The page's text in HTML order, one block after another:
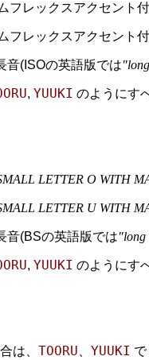
フレックスアクセント
フレックスアクセント
音(ISOの英語版では
, YUUKI のようにす
LETTER O WITH
LETTER U WITH
音(BSの英語版では"long
, YUUKI のようにす
は、 TOORU YUUKI